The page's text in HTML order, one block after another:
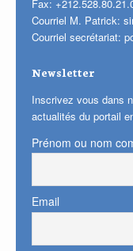
Fax:
Courriel M. Patrick:
Courriel secrétariat:
Newsletter
Inscrivez vous dans
actualités du portail
Prénom ou nom
Email